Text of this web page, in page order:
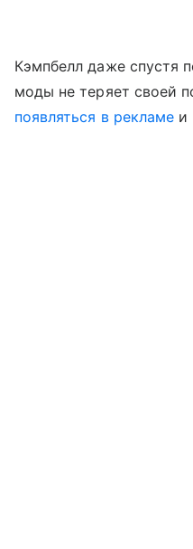
Кэмпбелл даже спустя
моды не теряет своей
появляться в рекламеи